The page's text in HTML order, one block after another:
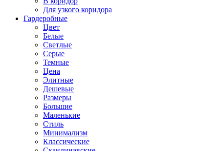
Для узкого коридора
Гардеробные
Цвет
Белые
Светлые
Серые
Темные
Цена
Элитные
Дешевые
Размеры
Большие
Маленькие
Стиль
Минимализм
Классические